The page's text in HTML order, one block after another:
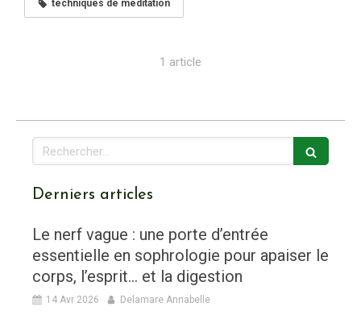
techniques de méditation
1 article
Rechercher
Derniers articles
Le nerf vague : une porte d’entrée
essentielle en sophrologie pour apaiser le
corps, l’esprit… et la digestion
14 Avr 2026 Delamare Annabelle